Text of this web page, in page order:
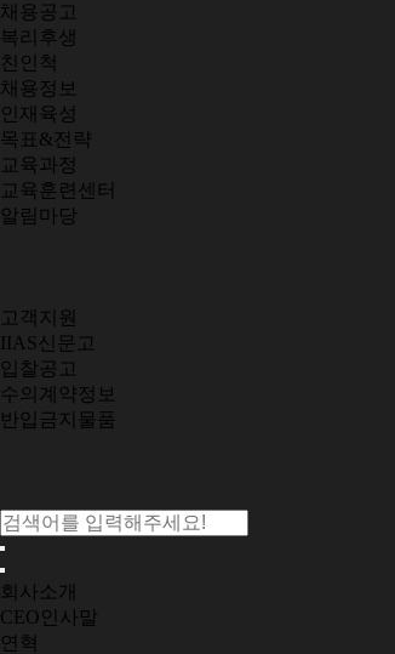
채용공고
복리후생
친인척
채용정보
인재육성
목표&전략
교육과정
교육훈련센터
알림마당
고객지원
IIAS신문고
입찰공고
수의계약정보
반입금지물품
회사소개
CEO인사말
연혁